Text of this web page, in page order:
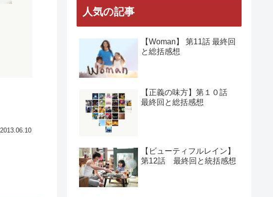
2013.06.10
人気の記事
【Woman】 第11話 最終回
と総括感想
【正義の味方】第１０話
最終回と総括感想
【ビューティフルレイン】
第12話 最終回と統括感想